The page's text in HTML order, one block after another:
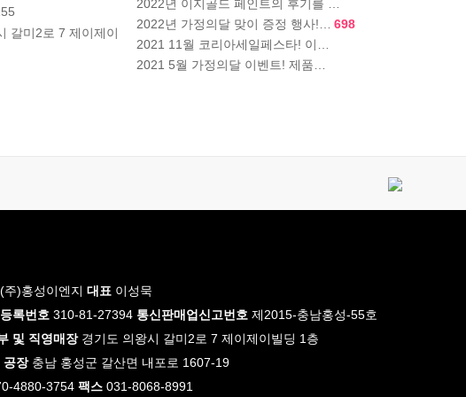
갈미2로 7 제이제이
2022년 이지골드 페인트의 후기를 …
2022년 가정의달 맞이 증정 행사!…
698
2021 11월 코리아세일페스타! 이…
2021 5월 가정의달 이벤트! 제품…
(주)홍성이엔지 대표 이성묵
록번호 310-81-27394 통신판매업신고번호 제2015-충남홍성-55호
및 직영매장경기도 의왕시 갈미2로 7 제이제이빌딩 1층
공장충남 홍성군 갈산면 내포로 1607-19
4880-3754 팩스 031-8068-8991